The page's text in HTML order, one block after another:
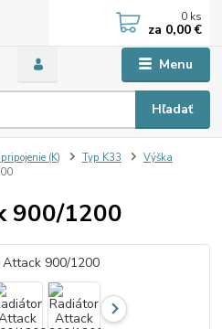
Menu
Hľadať
0 ks
za 0,00 €
(K) Typ K33
Výška
900/1200